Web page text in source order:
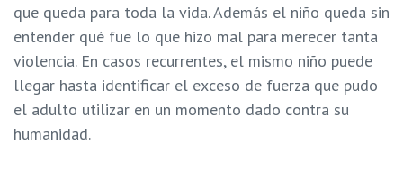
que queda para toda la vida. Además el niño queda sin
entender qué fue lo que hizo mal para merecer tanta
violencia. En casos recurrentes, el mismo niño puede
llegar hasta identificar el exceso de fuerza que pudo
el adulto utilizar en un momento dado contra su
humanidad.